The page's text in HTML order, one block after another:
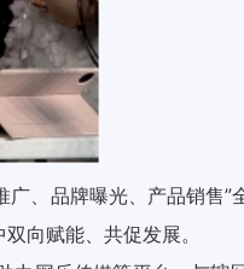
、品牌曝光、产品销售”
向赋能、共促发展。